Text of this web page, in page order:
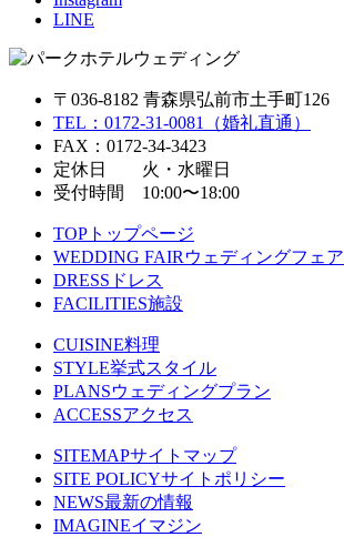
LINE
〒036-8182 青森県弘前市土手町126
TEL：0172-31-0081（婚礼直通）
FAX：0172-34-3423
定休日 火・水曜日
受付時間 10:00〜18:00
TOP トップページ
WEDDING FAIR ウェディングフェア
DRESS ドレス
FACILITIES施設
CUISINE料理
STYLE挙式スタイル
PLANSウェディングプラン
ACCESSアクセス
SITEMAPサイトマップ
SITE POLICYサイトポリシー
NEWS最新の情報
IMAGINEイマジン